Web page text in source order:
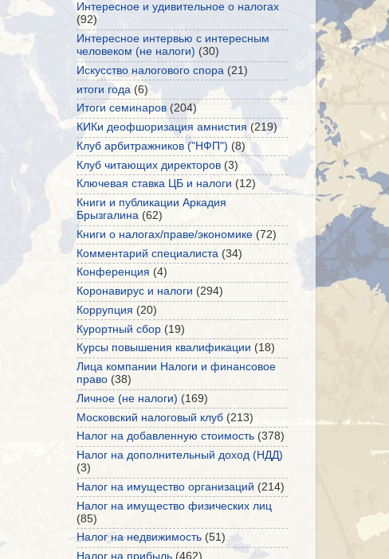
Интересное и удивительное о налогах
(92)
Интересное интервью с интересным
человеком (не налоги) (30)
Искусство налогового спора (21)
итоги года (6)
Итоги семинаров (204)
КИКи деофшоризация амнистия (219)
Клуб арбитражников ("НФП") (8)
Клуб читающих директоров (3)
Ключевая ставка ЦБ и налоги (12)
Книги и публикации Аркадия
Брызгалина (62)
Книги о налогах/праве/экономике (72)
Комментарий специалиста (34)
Конференция (4)
Коронавирус и налоги (294)
Коррупция (20)
Курортный сбор (19)
Курсы повышения квалификации (18)
Лица компании Налоги и финансовое
право (38)
Личное (не налоги) (169)
Московский налоговый клуб (213)
Налог на добавленную стоимость (378)
Налог на дополнительный доход (НДД)
(3)
Налог на имущество организаций (214)
Налог на имущество физических лиц
(85)
Налог на недвижимость (51)
Налог на прибыль (462)